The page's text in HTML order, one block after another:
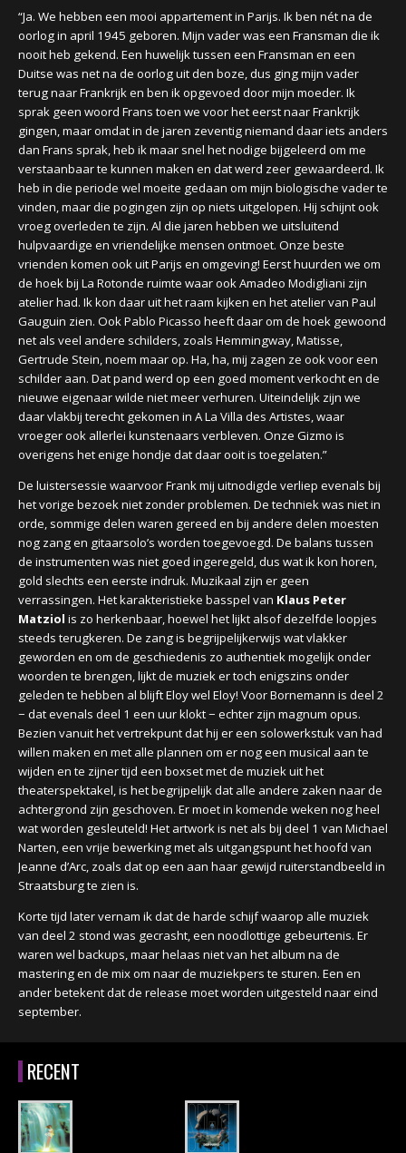
“Ja. We hebben een mooi appartement in Parijs. Ik ben nét na de
oorlog in april 1945 geboren. Mijn vader was een Fransman die ik
nooit heb gekend. Een huwelijk tussen een Fransman en een
Duitse was net na de oorlog uit den boze, dus ging mijn vader
terug naar Frankrijk en ben ik opgevoed door mijn moeder. Ik
sprak geen woord Frans toen we voor het eerst naar Frankrijk
gingen, maar omdat in de jaren zeventig niemand daar iets anders
dan Frans sprak, heb ik maar snel het nodige bijgeleerd om me
verstaanbaar te kunnen maken en dat werd zeer gewaardeerd. Ik
heb in die periode wel moeite gedaan om mijn biologische vader te
vinden, maar die pogingen zijn op niets uitgelopen. Hij schijnt ook
vroeg overleden te zijn. Al die jaren hebben we uitsluitend
hulpvaardige en vriendelijke mensen ontmoet. Onze beste
vrienden komen ook uit Parijs en omgeving! Eerst huurden we om
de hoek bij La Rotonde ruimte waar ook Amadeo Modigliani zijn
atelier had. Ik kon daar uit het raam kijken en het atelier van Paul
Gauguin zien. Ook Pablo Picasso heeft daar om de hoek gewoond
net als veel andere schilders, zoals Hemmingway, Matisse,
Gertrude Stein, noem maar op. Ha, ha, mij zagen ze ook voor een
schilder aan. Dat pand werd op een goed moment verkocht en de
nieuwe eigenaar wilde niet meer verhuren. Uiteindelijk zijn we
daar vlakbij terecht gekomen in A La Villa des Artistes, waar
vroeger ook allerlei kunstenaars verbleven. Onze Gizmo is
overigens het enige hondje dat daar ooit is toegelaten.”
De luistersessie waarvoor Frank mij uitnodigde verliep evenals bij
het vorige bezoek niet zonder problemen. De techniek was niet in
orde, sommige delen waren gereed en bij andere delen moesten
nog zang en gitaarsolo’s worden toegevoegd. De balans tussen
de instrumenten was niet goed ingeregeld, dus wat ik kon horen,
gold slechts een eerste indruk. Muzikaal zijn er geen
verrassingen. Het karakteristieke basspel van Klaus Peter
Matziol is zo herkenbaar, hoewel het lijkt alsof dezelfde loopjes
steeds terugkeren. De zang is begrijpelijkerwijs wat vlakker
geworden en om de geschiedenis zo authentiek mogelijk onder
woorden te brengen, lijkt de muziek er toch enigszins onder
geleden te hebben al blijft Eloy wel Eloy! Voor Bornemann is deel 2
− dat evenals deel 1 een uur klokt − echter zijn magnum opus.
Bezien vanuit het vertrekpunt dat hij er een solowerkstuk van had
willen maken en met alle plannen om er nog een musical aan te
wijden en te zijner tijd een boxset met de muziek uit het
theaterspektakel, is het begrijpelijk dat alle andere zaken naar de
achtergrond zijn geschoven. Er moet in komende weken nog heel
wat worden gesleuteld! Het artwork is net als bij deel 1 van Michael
Narten, een vrije bewerking met als uitgangspunt het hoofd van
Jeanne d’Arc, zoals dat op een aan haar gewijd ruiterstandbeeld in
Straatsburg te zien is.
Korte tijd later vernam ik dat de harde schijf waarop alle muziek
van deel 2 stond was gecrasht, een noodlottige gebeurtenis. Er
waren wel backups, maar helaas niet van het album na de
mastering en de mix om naar de muziekpers te sturen. Een en
ander betekent dat de release moet worden uitgesteld naar eind
september.
RECENT